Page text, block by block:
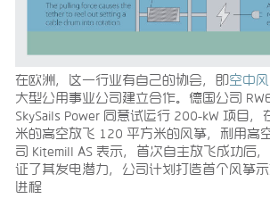
在欧洲，这一行业有自己的协会，即 空中
大型公用事业公司建立合作。德国公司
SkySails Power 同意试运行 200-kW 项目
米的高空放飞 120 平方米的风筝，利用高
司 Kitemill AS 表示，首次自主放飞成功后
证了其发电潜力，公司计划打造首个风筝
进程